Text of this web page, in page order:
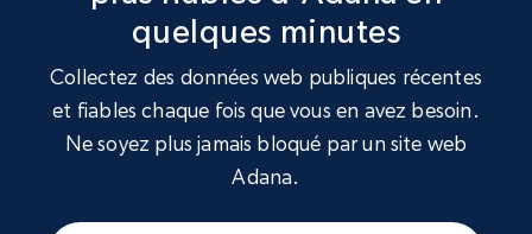
quelques minutes
Collectez des données web publiques récentes
et fiables chaque fois que vous en avez besoin.
Ne soyez plus jamais bloqué par un site web
Adana.